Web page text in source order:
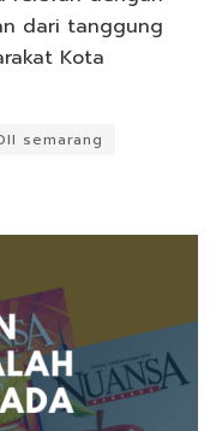
dari tanggung
Kota
semarang